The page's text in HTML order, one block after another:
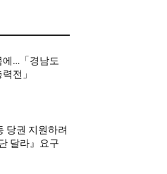
에…「경남도
전」
당권 지원하려
달라』요구